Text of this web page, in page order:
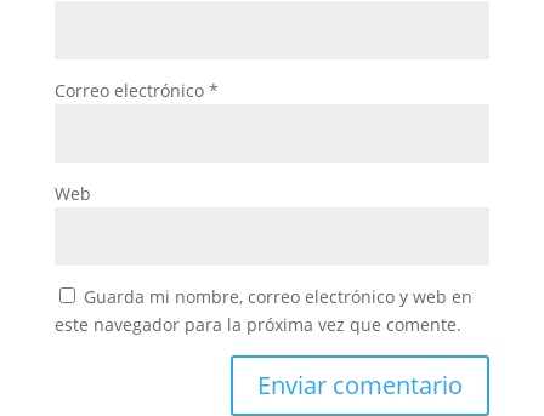
Correo electrónico *
Web
Guarda mi nombre, correo electrónico y web en
este navegador para la próxima vez que comente.